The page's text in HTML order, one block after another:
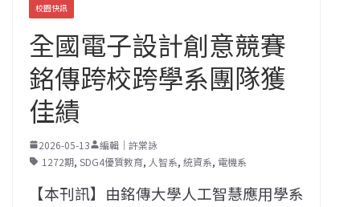
校園快訊
全國電子設計創意競賽
銘傳跨校跨學系團隊獲
佳績
2026-05-13
編輯｜許棠詠
1272期, SDG4優質教育, 人智系, 統資系, 電機系
【本刊訊】由銘傳大學人工智慧應用學系